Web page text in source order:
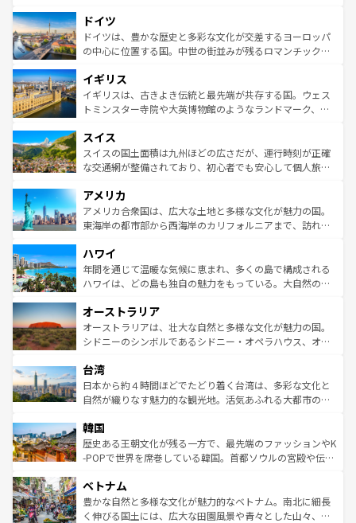
せる。地方によって風土や気候が異なるスペインはその個
性で訪れる人を魅了する。 なお、新着のスペイン情報は コ
ンテンツ一覧を参照してほしい。
で、幅広い魅力が詰まっている。華麗な宮殿、歴史的な大
聖堂、美しいビーチ、そして豊かな自然が、訪れる者を心
から魅了する。また、フランスは美食の国としても知ら
いる。シャンパンの発祥地であるランス、プロヴァンスの
香り高いラベンダー畑など、多彩な楽しみ方が可能だ。さ
らに、パリ以外の地域にも魅力が溢れており、どの街角に
れる地方に足を運ぶとそれぞれで全く異なる文化を体験で
きるだろう。 なお、新着のフランス情報はコンテンツ一覧
を参照してほしい。
ドイツ
ドイツは、豊かな歴史と多彩な文化が交差するヨーロッパ
の中心に位置する国。中世の街並みが残るロマンチック街
顔を持つこの国は、どこを歩いても飽きることがない。ベ
ルリンの文化的活気、バイエルン州のアルプスの絶景、そ
してライン川沿いのワイン畑といった風景は必見。ビール
は、お酒好きな人にはぜひ体験してほしい。 なお、新着の
ドイツ情報はコンテンツ一覧を参照してほしい。
イギリス
イギリスは、古きよき伝統と最先端が共存する国。ウェス
トミンスター寺院や大英博物館のようなランドマーク、歴
リアごとに異なる魅力がある。また、優雅なアフタヌーン
ティー、ビール好きにはたまらない英国パブ、サッカー観
戦など、本場だからこそできる体験も豊富。イギリスを旅
ンツ一覧を参照してほしい。
スイス
スイスの国土面積は九州ほどの広さだが、運行時刻が正確
な交通網が整備されており、初心者でも安心して個人旅行
の建物がそのまま残る町や、スイスならではのユニークな
博物館もあり、アルプス観光だけでなく町歩きも満喫する
ことができる。国民の所得が高いため物価も高いが、旅行
ば市内交通費無料で観光を楽しむこともできる。 なお、新
着のスイス情報はコンテンツ一覧 を参照してほしい。
アメリカ
アメリカ合衆国は、広大な土地と多様な文化が魅力の国。
東海岸の都市部から西海岸のカリフォルニアまで、訪れる
のような巨大都市は、観光、ショッピング、エンターテイ
ンメントが詰まった刺激的なスポットだ。一方、アメリカ
西部には大自然が広がり、グランドキャニオンやイエロー
部のニューオーリンズでは、音楽と美食が融合した独特の
文化が魅力。旅行者はアメリカの各地域で異なる魅力を楽
しみながら、その多様性と豊かな歴史を感じることができ
ならではの贅沢な旅のスタイルだ。 なお、新着のアメリカ
情報はコンテンツ一覧を参照してほしい。
ハワイ
年間を通じて温暖な気候に恵まれ、多くの島で構成される
ハワイは、どの島も独自の魅力をもっている。大自然の神
ワイ島は見逃せない。また、定番の観光地といえばオアフ
島だが、静かな自然を求めるならマウイ島やカウアイ島が
おすすめ。エメラルドグリーンに輝く海をはじめ、豊かな
れるおもてなしの心で訪れる人々を迎えてくれるハワイの
人々、おいしいローカルフードやハワイアンミュージッ
ク、伝統的なフラダンスなど、すべてがハワイの魅力を彩
ワイを、存分に味わってほしい。 なお、新着のハワイ情報
はコンテンツ一覧を参照してほしい。
オーストラリア
オーストラリアは、壮大な自然と多様な文化が魅力の国。
シドニーのシンボルであるシドニー・オペラハウス、オー
リアリーフや大陸中央部にそびえるウルル（エアーズロッ
ク）、タスマニアの美しい原生林やケアンズの熱帯雨林な
ど、見どころがたくさん。また、カフェやワイン、オージ
いる。アクティビティも充実しており、サーフィンやダイ
ビング、ハイキングなど、アウトドア好きにはたまらな
い。オーストラリアの多彩な魅力を存分に味わいつくそ
参照してほしい。
台湾
日本から約４時間ほどでたどり着く台湾は、多彩な文化と
自然が織りなす魅力的な観光地。活気あふれる大都市の台
ン）、静ひつな山岳地帯である台湾東部など、都市の喧騒
と山間の静けさが共存しており、訪れる人に新しい発見と
驚きをもたらしてくれる。また、奥深い台湾の食文化も魅
容にもいいと評判のスイーツなど、バラエティ豊かな料理
が味わえる。 なお、新着の台湾情報は コンテンツ一覧を参
照してほしい。
韓国
歴史ある王朝文化が残る一方で、最先端のファッションやK
-POPで世界を席巻している韓国。首都ソウルの宮殿や伝統
き、地方に足を延ばせば四季折々の自然美を楽しむことが
できる。そして、キムチや焼肉、絶品のストリートフード
まで、さまざまな韓国料理が待っている。夜には、韓国な
ベトナム
豊かな自然と多様な文化が魅力的なベトナム。南北に細長
く伸びる国土には、広大な田園風景や青々とした山々、世